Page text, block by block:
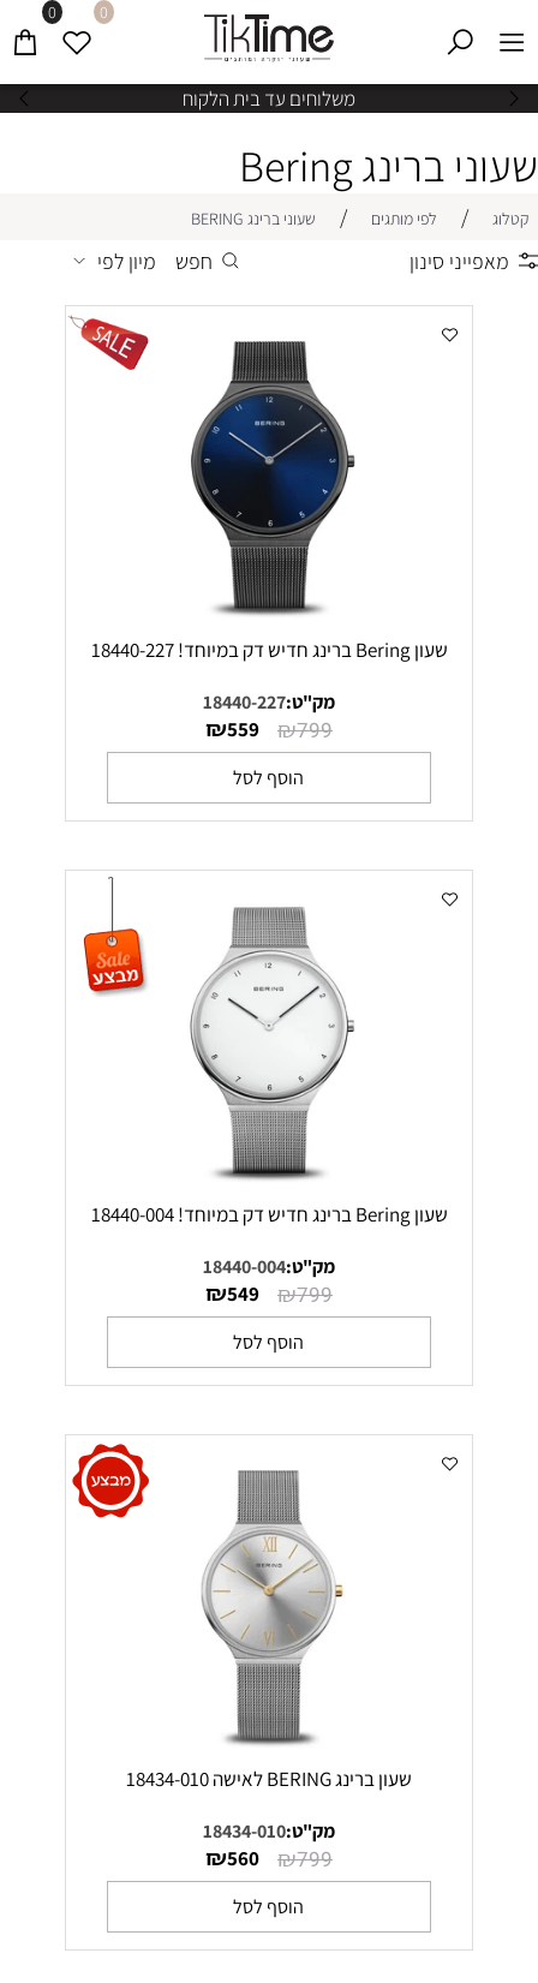
משלוחים עד בית הלקוח
0 0
שעוני ברינג Bering
קטלוג / לפי מותגים / שעוני ברינג BERING
מאפייני סינון חפש מיון לפי
שעון Bering ברינג חדיש דק במיוחד! 18440-227
מק"ט:18440-227
₪799
₪559
הוסף לסל
שעון Bering ברינג חדיש דק במיוחד! 18440-004
מק"ט:18440-004
₪799
₪549
הוסף לסל
שעון ברינג BERING לאישה 18434-010
מק"ט:18434-010
₪799
₪560
הוסף לסל